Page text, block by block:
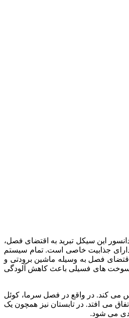
این سیکل تبرید به اقتضای فصل،
دارای جذابیت خاصی است. تمام سیستم
فصل به وسیله ماشین برودتی و
سوخت های فسیلی باعث کاهش آلودگی
می کند. در واقع در فصل سرما، کوئل
می افتد. در تابستان نیز همچون یک
می شود.